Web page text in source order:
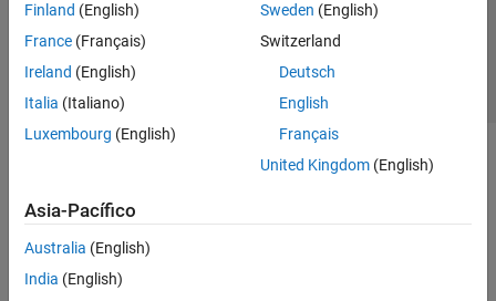
Finland (English)
France (Français)
Ireland (English)
Italia (Italiano)
Luxembourg (English)
Sweden (English)
Switzerland
Deutsch
English
Français
United Kingdom(English)
Asia-Pacífico
Australia (English)
India (English)
Seleccione un país/